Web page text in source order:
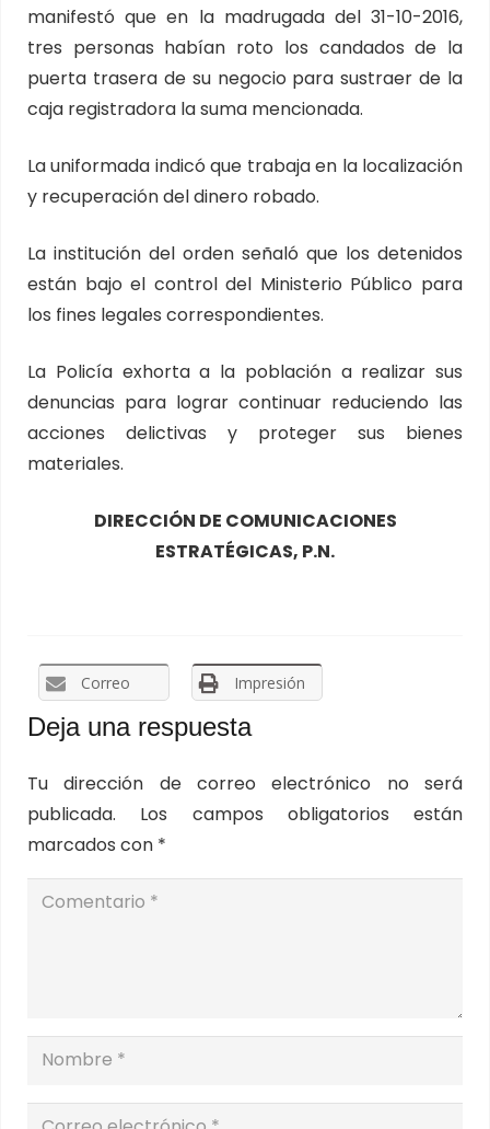
manifestó que en la madrugada del 31-10-2016,
tres personas habían roto los candados de la
puerta trasera de su negocio para sustraer de la
caja registradora la suma mencionada.
La uniformada indicó que trabaja en la localización
y recuperación del dinero robado.
La institución del orden señaló que los detenidos
están bajo el control del Ministerio Público para
los fines legales correspondientes.
La Policía exhorta a la población a realizar sus
denuncias para lograr continuar reduciendo las
acciones delictivas y proteger sus bienes
materiales.
DIRECCIÓN DE COMUNICACIONES
ESTRATÉGICAS, P.N.
Correo Impresión
Deja una respuesta
Tu dirección de correo electrónico no será
publicada.
Los campos obligatorios están
marcados con *